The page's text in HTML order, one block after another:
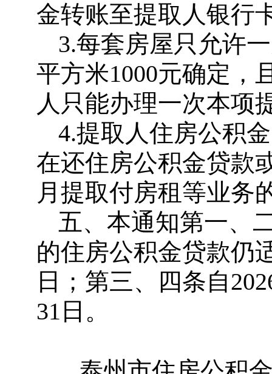
金转账至提取人银行
3.每套房屋只允许
平方米1000元确定，
人只能办理一次本项
4.提取人住房公积
在还住房公积金贷款
月提取付房租等业务
五、本通知第一、
的住房公积金贷款仍
日；第三、四条自
31日。